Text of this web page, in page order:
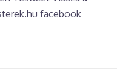
facebook